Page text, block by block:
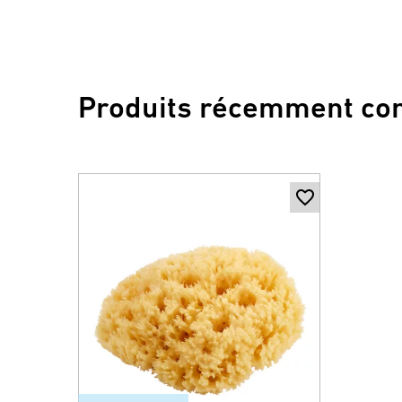
Produits récemment